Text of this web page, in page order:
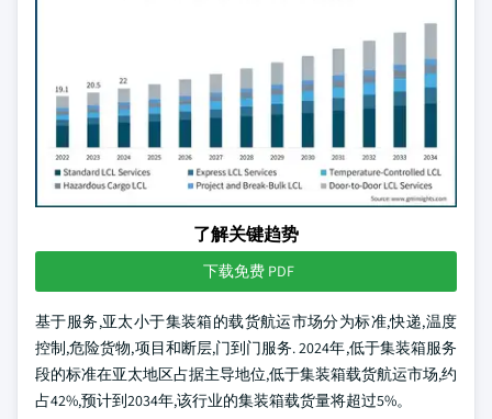
了解关键趋势
下载免费 PDF
基于服务,亚太小于集装箱的载货航运市场分为标准,快递,温度
控制,危险货物,项目和断层,门到门服务. 2024年,低于集装箱服务
段的标准在亚太地区占据主导地位,低于集装箱载货航运市场,约
占42%,预计到2034年,该行业的集装箱载货量将超过5%。